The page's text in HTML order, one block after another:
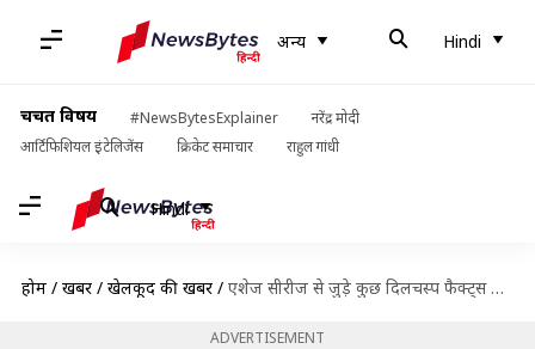
अन्य Hindi
चर्चित विषय #NewsBytesExplainer
नरेंद्र मोदी
आर्टिफिशियल इंटेलिजेंस
क्रिकेट समाचार राहुल गांधी
Hindi
होम / खबरें / खेलकूद की खबरें / एशेज सीरीज से जुड़े कुछ दिलचस्प फैक्ट्स जिन्हें आप जरूर जानना चाहेंगे
ADVERTISEMENT